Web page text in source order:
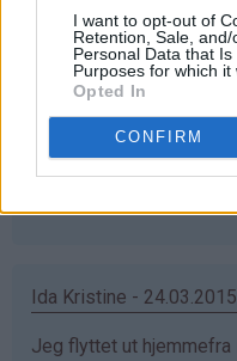
I want to opt-out of
Retention, Sale,
Personal Data that
Purposes for which it
Opted In
CONFIRM
Monika Dale Berland -
Har verdens snilleste
dette jernet. Skal gi det
Ida Kristine -
Jeg flyttet ut